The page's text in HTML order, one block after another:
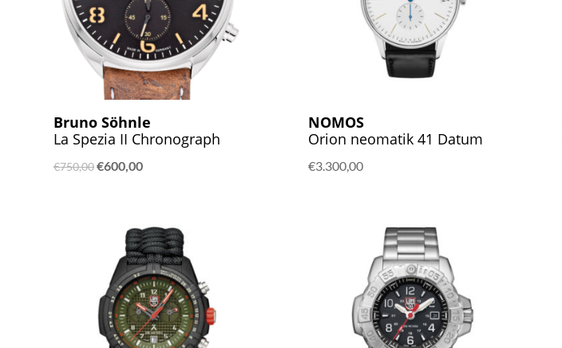
Bruno Söhnle
La Spezia II Chronograph
€750,00Ursprünglicher
€750,00
€600,00Aktueller
€600,00.
NOMOS
Orion neomatik 41 Datum
€3.300,00